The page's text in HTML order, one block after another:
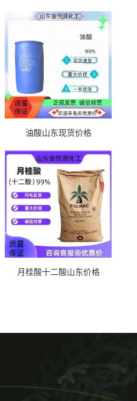
油酸山东现货价格
月桂酸十二酸山东价格